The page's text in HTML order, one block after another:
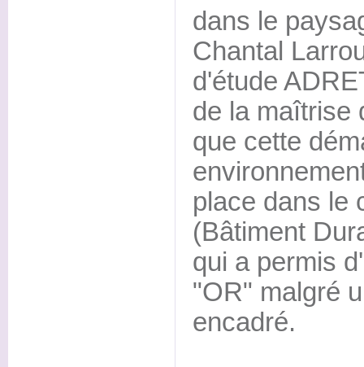
dans le
Chantal
d'étude
de la maîtrise
que cette
place dans le
(Bâtiment
qui a permis
"OR" malgré
encadré.